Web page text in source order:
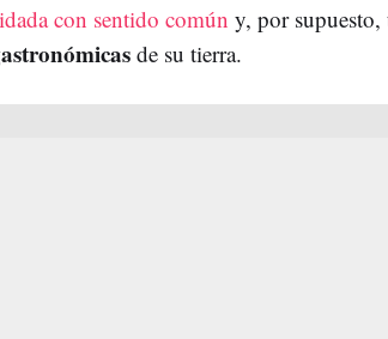
con sentido común y, por
de su tierra.